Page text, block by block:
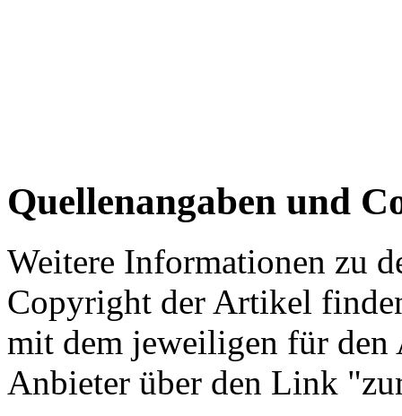
Quellenangaben und
Weitere Informationen zu
Copyright der Artikel
mit dem jeweiligen für
Anbieter über den Link